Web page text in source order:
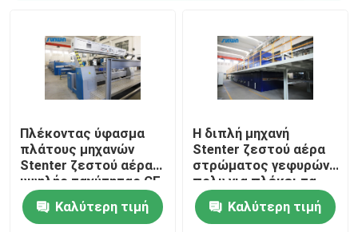
Πλέκοντας ύφασμα
πλάτους μηχανών
Stenter ζεστού αέρα
υψηλής ταχύτητας CE
που τελειώνει
2400mmΚαλύτερη τιμή
Η διπλή μηχανή
Stenter ζεστού αέρα
στρώματος γεφυρών
πολυ για πλέκει τα
υφαμένα υφάσματα
Καλύτερη τιμή